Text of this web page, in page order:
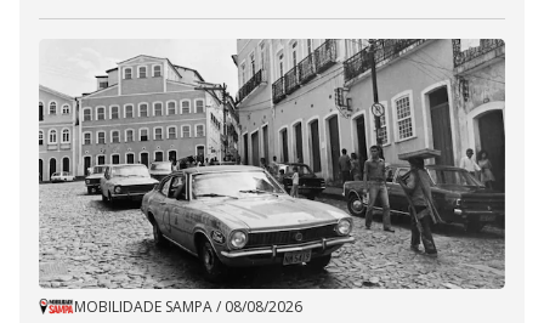
MOBILIDADE SAMPA/ 08/08/2026